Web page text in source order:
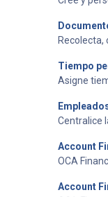
Tiempo
Asigne
Centralice
Account
OCA
Account